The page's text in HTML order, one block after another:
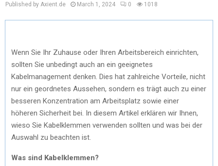
Published by Axient.de March 1, 2024 0 1018
Wenn Sie Ihr Zuhause oder Ihren Arbeitsbereich einrichten,
sollten Sie unbedingt auch an ein geeignetes
Kabelmanagement denken. Dies hat zahlreiche Vorteile, nicht
nur ein geordnetes Aussehen, sondern es trägt auch zu einer
besseren Konzentration am Arbeitsplatz sowie einer
höheren Sicherheit bei. In diesem Artikel erklären wir Ihnen,
wieso Sie Kabelklemmen verwenden sollten und was bei der
Auswahl zu beachten ist.
Was sind Kabelklemmen?